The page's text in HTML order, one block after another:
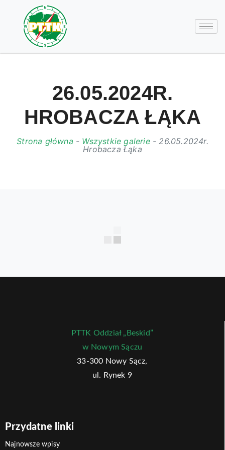
26.05.2024R.
HROBACZA ŁĄKA
Strona główna - Wszystkie galerie-26.05.2024r.
Hrobacza Łąka
PTTK Oddział „Beskid”
w Nowym Sączu
33-300 Nowy Sącz,
ul. Rynek 9
Przydatne linki
Najnowsze wpisy